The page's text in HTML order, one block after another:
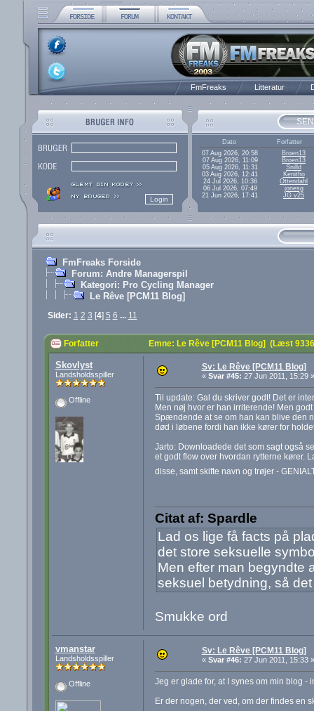
FmFreaks Litteratur
Dato
Forfatter
07 Aug 2026, 20:58
Broen13
07 Aug 2026, 11:09
Broen13
05 Aug 2026, 11:31
Snilld
03 Aug 2026, 12:41
Kenitho
24 Jul 2026, 10:36
Ottendahl
06 Jul 2026, 07:49
jonesg
21 Jun 2026, 17:41
JG v25
FmFreaks Forside
Forum: Andre Managerspil
Kategori: Pro Cycling Manager
Le Rêve [PCM11 Blog]
Sider: 1 2 3 [4] 5 6 ... 11
Forfatter Emne: Le Rêve [PCM11 Blog] (Læst
Skovlyst
Landsholdsspiller
Offline
Sv: Le Rêve [PCM11 Blog]
« Svar #45: 27 Jun 2011, 15:29 »
Til update: Gal du skriver godt! Det er
Men nøj hvor er han irriterende! Men
Spændende at se om han kan blive den
død i løbene fordi han ikke kører for
Jarto: Downloadede det som sagt også
et godt flow over hvordan rytterne kører.
disse, samt skifte navn og trøjer -
Citat af: Spardle
Lad os lige få facts på
det store seksuelle
Men efter man begyndte
seksuel betydning, så
Smukke ord
vmanstar
Landsholdsspiller
Offline
Sv: Le Rêve [PCM11 Blog]
« Svar #46: 27 Jun 2011, 15:33 »
Jeg er glade for, at I synes om min blog -
Er der nogen, der ved, om der findes en